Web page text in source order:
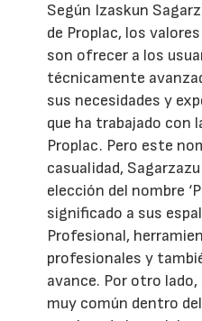
Según Izaskun
de Proplac, los
son ofrecer a los
técnicamente
sus necesidades y
que ha trabajado con
Proplac. Pero este
casualidad,
elección del nombre
significado a sus
Profesional,
profesionales y
avance. Por otro lado,
muy común dentro